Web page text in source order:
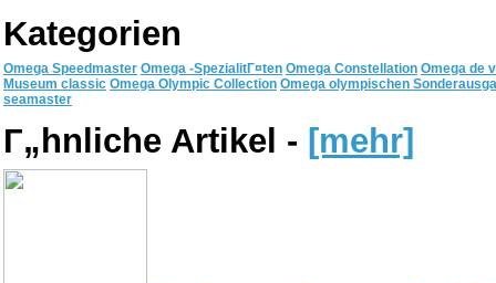
Kategorien
Omega Speedmaster Omega -SpezialitГ¤ten Omega Constellation Omega de
Museum classic Omega Olympic Collection Omega olympischen
seamaster
Г„hnliche Artikel - [mehr]